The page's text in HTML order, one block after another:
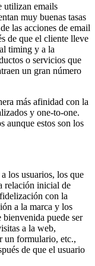
utilizan emails
muy buenas tasas
las acciones de email
de que el cliente lleve
timing y a la
o servicios que
un gran número
más afinidad con la
y one-to-one.
aunque estos son los
los usuarios, los que
relación inicial de
con la
a la marca y los
puede ser
a la web,
un formulario, etc.,
de que el usuario